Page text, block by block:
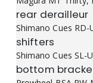
rear derailleur
Shimano Cues RD-
shifters
Shimano Cues SL-
bottom